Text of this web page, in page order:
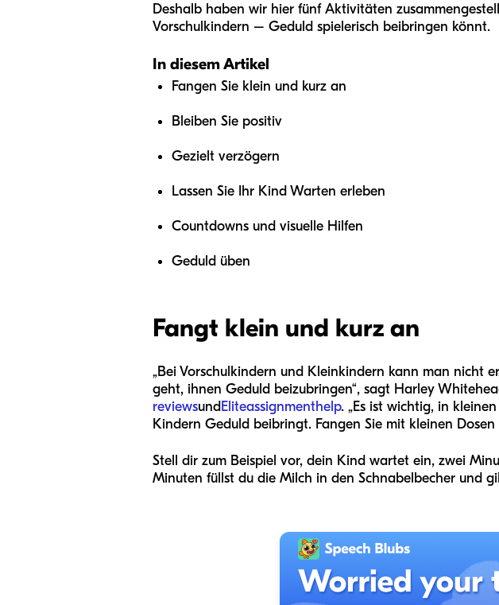
Deshalb haben wir hier fünf Aktivitäten
Vorschulkindern – Geduld spielerisch beibringen könnt.
In diesem Artikel
Fangen Sie klein und kurz an
Bleiben Sie positiv
Gezielt verzögern
Lassen Sie Ihr Kind Warten erleben
Countdowns und visuelle Hilfen
Geduld üben
Fangt klein und kurz an
„Bei Vorschulkindern und Kleinkindern kann man nicht
geht, ihnen Geduld beizubringen“, sagt Harley
reviewsund Eliteassignmenthelp. „Es ist wichtig, in
Kindern Geduld beibringt. Fangen Sie mit kleinen
Stell dir zum Beispiel vor, dein Kind wartet ein, zwei
Minuten füllst du die Milch in den Schnabelbecher und